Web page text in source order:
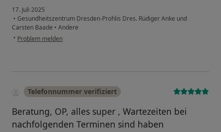
17. Juli 2025
• Gesundheitszentrum Dresden-Prohlis Dres. Rüdiger Anke und
Carsten Baade • Andere
• Problem melden
Telefonnummer verifiziert
Beratung, OP, alles super , Wartezeiten bei
nachfolgenden Terminen sind haben